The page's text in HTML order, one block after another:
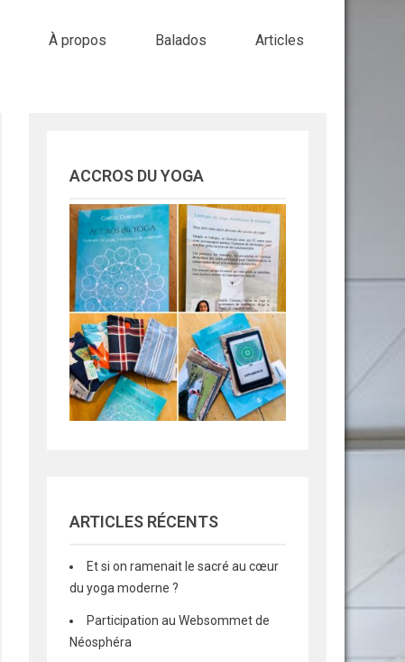
À propos Balados Articles
ACCROS DU YOGA
ARTICLES RÉCENTS
Et si on ramenait le sacré au cœur
du yoga moderne ?
Participation au Websommet de
Néosphéra